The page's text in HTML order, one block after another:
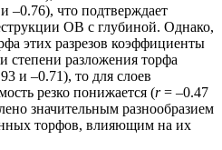
–0.76), что подтверждает
ОВ с глубиной. Однако,
этих разрезов коэффициенты
степени разложения торфа
и –0.71), то для слоев
резко понижается (r= –0.47
значительным разнообразием
торфов, влияющим на их